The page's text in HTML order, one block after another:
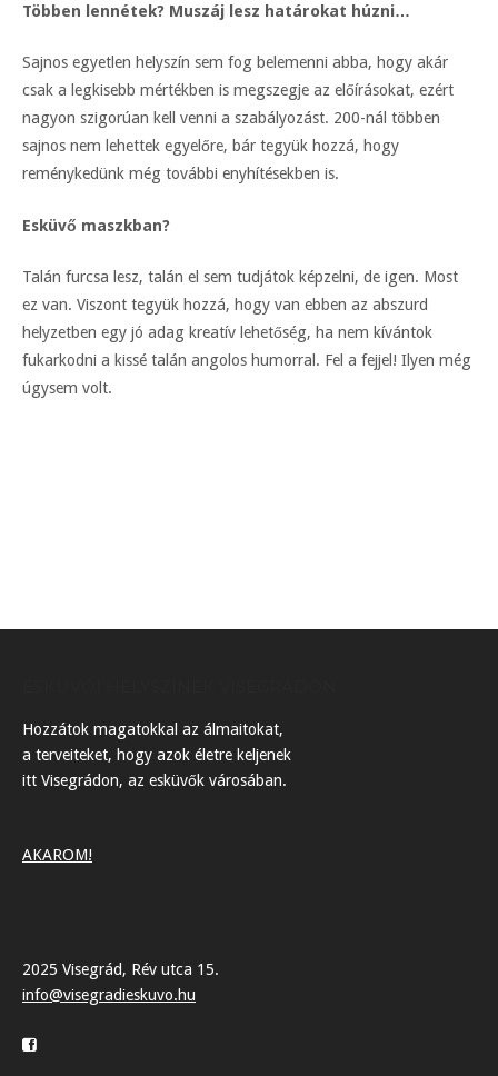
Többen lennétek? Muszáj lesz határokat húzni…
Sajnos egyetlen helyszín sem fog belemenni abba, hogy akár
csak a legkisebb mértékben is megszegje az előírásokat, ezért
nagyon szigorúan kell venni a szabályozást. 200-nál többen
sajnos nem lehettek egyelőre, bár tegyük hozzá, hogy
reménykedünk még további enyhítésekben is.
Esküvő maszkban?
Talán furcsa lesz, talán el sem tudjátok képzelni, de igen. Most
ez van. Viszont tegyük hozzá, hogy van ebben az abszurd
helyzetben egy jó adag kreatív lehetőség, ha nem kívántok
fukarkodni a kissé talán angolos humorral. Fel a fejjel! Ilyen még
úgysem volt.
Hozzátok magatokkal az álmaitokat,
a terveiteket, hogy azok életre keljenek
itt Visegrádon, az esküvők városában.
AKAROM!
2025 Visegrád, Rév utca 15.
info@visegradieskuvo.hu